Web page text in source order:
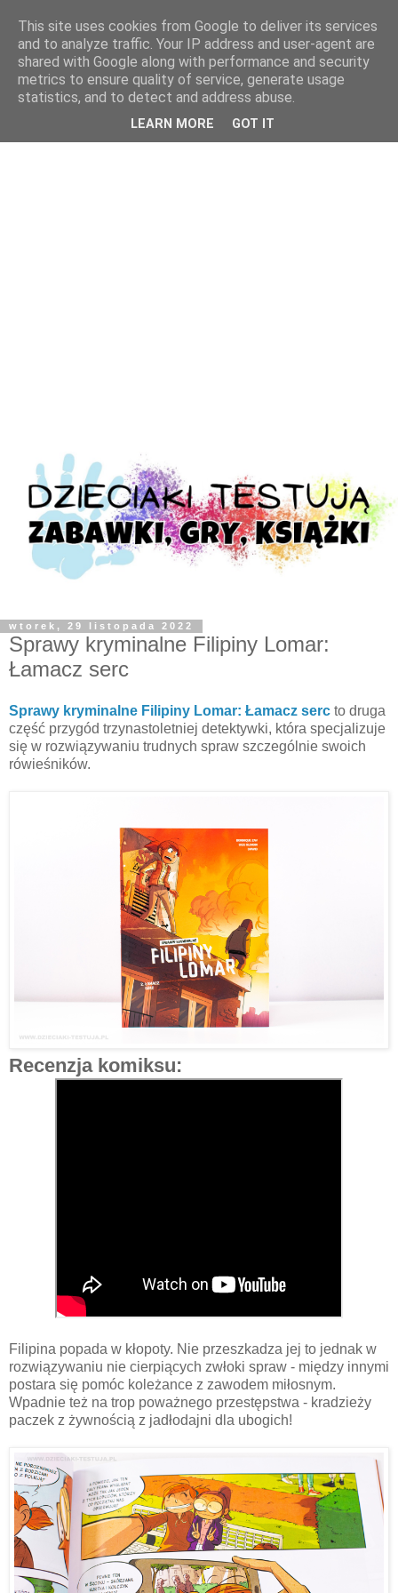
wtorek, 29 listopada 2022
Sprawy kryminalne Filipiny Lomar:
Łamacz serc
Sprawy kryminalne Filipiny Lomar: Łamacz serc to druga
część przygód trzynastoletniej detektywki, która specjalizuje
się w rozwiązywaniu trudnych spraw szczególnie swoich
rówieśników.
Recenzja komiksu:
Filipina popada w kłopoty. Nie przeszkadza jej to jednak w
rozwiązywaniu nie cierpiących zwłoki spraw - między innymi
postara się pomóc koleżance z zawodem miłosnym.
Wpadnie też na trop poważnego przestępstwa - kradzieży
paczek z żywnością z jadłodajni dla ubogich!
This site uses cookies from Google to deliver its services
and to analyze traffic. Your IP address and user-agent are
shared with Google along with performance and security
metrics to ensure quality of service, generate usage
statistics, and to detect and address abuse.
LEARN MORE GOT IT